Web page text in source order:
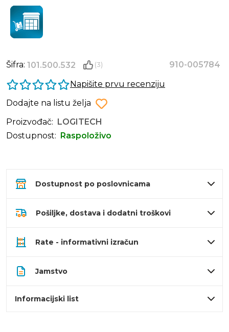
Šifra: 101.500.532 (3)
910-005784
Napišite prvu recenziju
Dodajte na listu želja
Proizvođač:
LOGITECH
Dostupnost:
Raspoloživo
Dostupnost po poslovnicama
Pošiljke, dostava i dodatni troškovi
Rate - informativni izračun
Jamstvo
Informacijski list